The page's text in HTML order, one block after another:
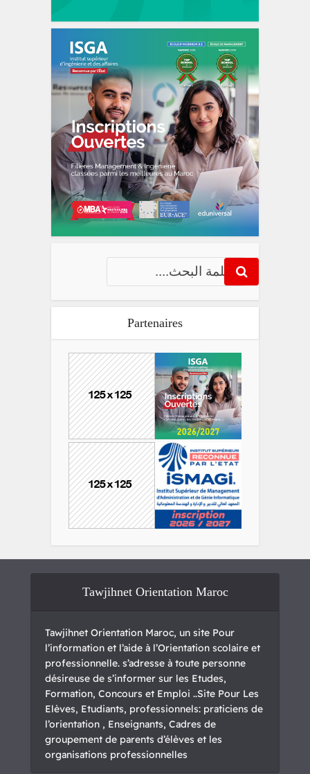
Partenaires
Tawjihnet Orientation Maroc
Tawjihnet Orientation Maroc, un site Pour
l’information et l’aide à l’Orientation scolaire et
professionnelle. s’adresse à toute personne
désireuse de s’informer sur les Etudes,
Formation, Concours et Emploi ..Site Pour Les
Elèves, Etudiants, professionnels: praticiens de
l’orientation , Enseignants, Cadres de
groupement de parents d’élèves et les
organisations professionnelles